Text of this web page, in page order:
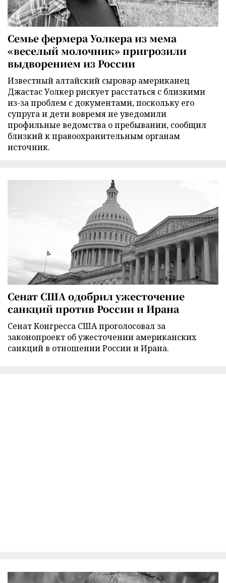
Семье фермера Уолкера из мема
«веселый молочник» пригрозили
выдворением из России
Известный алтайский сыровар американец
Джастас Уолкер рискует расстаться с близкими
из-за проблем с документами, поскольку его
супруга и дети вовремя не уведомили
профильные ведомства о пребывании, сообщил
близкий к правоохранительным органам
источник.
Сенат США одобрил ужесточение
санкций против России и Ирана
Сенат Конгресса США проголосовал за
законопроект об ужесточении американских
санкций в отношении России и Ирана.